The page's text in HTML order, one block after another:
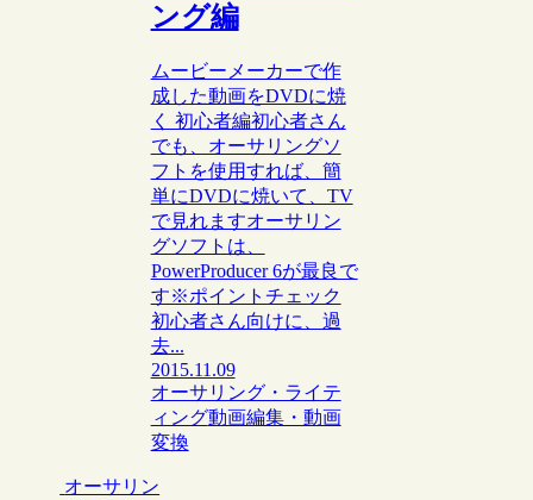
ング編
ムービーメーカーで作
成した動画をDVDに焼
く 初心者編初心者さん
でも、オーサリングソ
フトを使用すれば、簡
単にDVDに焼いて、TV
で見れますオーサリン
グソフトは、
PowerProducer 6が最良で
す※ポイントチェック
初心者さん向けに、過
去...
2015.11.09
オーサリング・ライテ
ィング動画編集・動画
変換
オーサリン